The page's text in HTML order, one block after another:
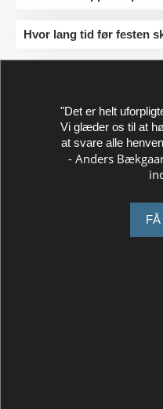
Hvor lang tid før festen
"Det er helt
Vi glæder os til at
at svare alle
- Anders